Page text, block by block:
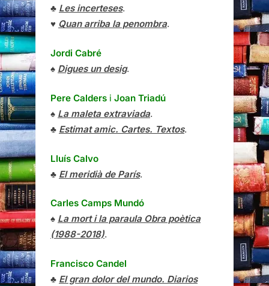
♣ Les incerteses.
♥ Quan arriba la penombra.
Jordi Cabré
♠ Digues un desig.
Pere Calders i Joan Triadú
♠ La maleta extraviada.
♣ Estimat amic. Cartes. Textos.
Lluís Calvo
♣ El meridià de París.
Carles Camps Mundó
♠ La mort i la paraula Obra poètica
(1988-2018).
Francisco Candel
♣ El gran dolor del mundo. Diarios